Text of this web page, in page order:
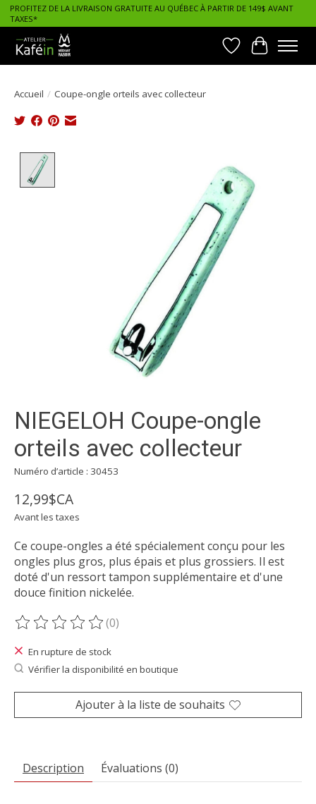
PROFITEZ DE LA LIVRAISON GRATUITE AU QUÉBEC À PARTIR DE 149$ AVANT
TAXES*
Liste dePanier
Accueil / Coupe-ongle orteils avec collecteur
NIEGELOH Coupe-ongle
orteils avec collecteur
Numéro d’article : 30453
12,99$CA
Avant les taxes
Ce coupe-ongles a été spécialement conçu pour les
ongles plus gros, plus épais et plus grossiers. Il est
doté d'un ressort tampon supplémentaire et d'une
douce finition nickelée.
Ce produit est évalué à
(0)
En rupture de stock
Vérifier la disponibilité en boutique
Ajouter à la liste de souhaits
Description Évaluations (0)